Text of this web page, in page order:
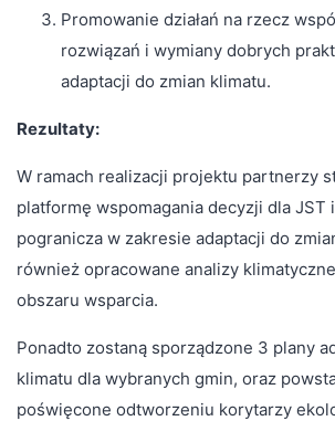
Promowanie działań na rzecz
rozwiązań i wymiany dobrych
adaptacji do zmian klimatu.
Rezultaty:
W ramach realizacji projektu partnerzy
platformę wspomagania decyzji dla JST
pogranicza w zakresie adaptacji do
również opracowane analizy
obszaru wsparcia.
Ponadto zostaną sporządzone 3 plany
klimatu dla wybranych gmin, oraz
poświęcone odtworzeniu korytarzy